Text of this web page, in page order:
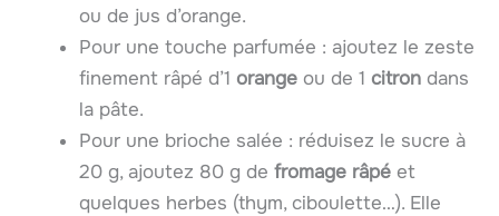
ou de jus d’orange.
Pour une touche parfumée : ajoutez le zeste
finement râpé d’1 orange ou de 1 citron dans
la pâte.
Pour une brioche salée : réduisez le sucre à
20 g, ajoutez 80 g de fromage râpé et
quelques herbes (thym, ciboulette…). Elle